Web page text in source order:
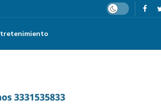
Dark mode